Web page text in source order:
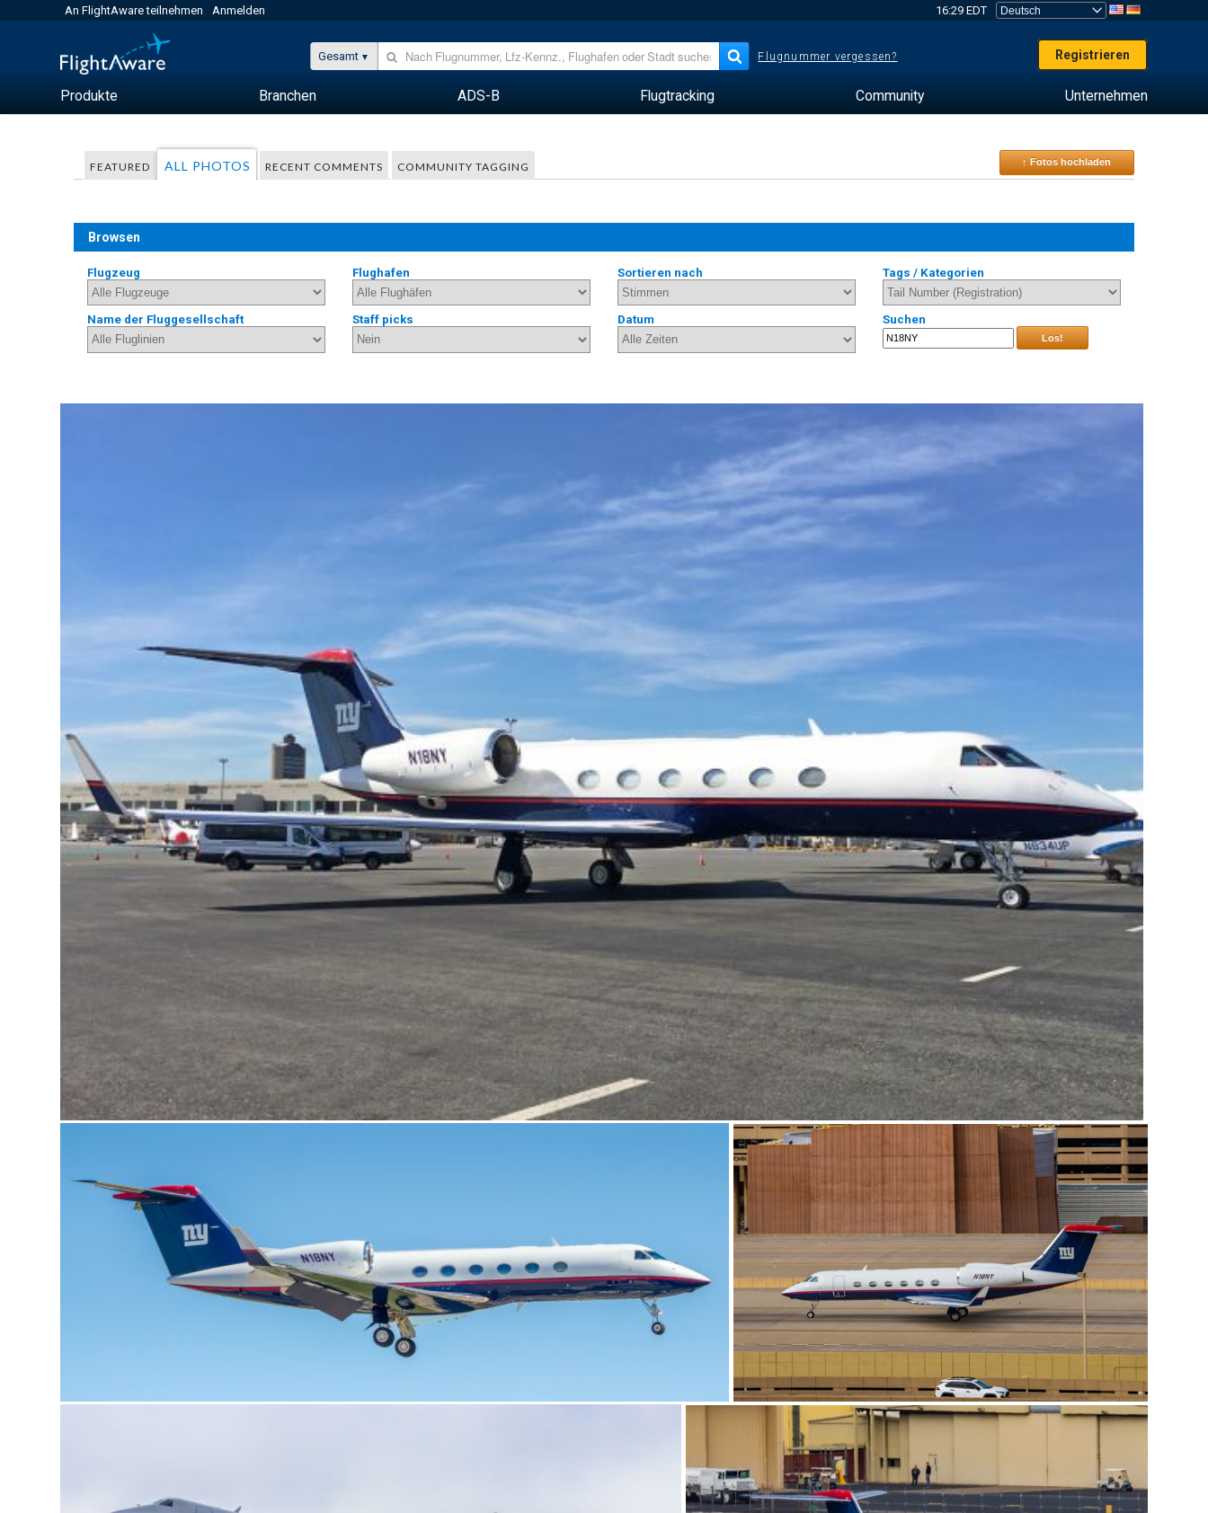
An FlightAware teilnehmen Anmelden 16:29 EDT
Gesamt Flugnummer vergessen? Registrieren
Produkte Branchen ADS-B Flugtracking Community Unternehmen
FEATURED ALL PHOTOS RECENT COMMENTS COMMUNITY TAGGING ↑ Fotos hochladen
Browsen
Flugzeug Flughafen Sortieren nach Tags / Kategorien
Name der Fluggesellschaft Staff picks Datum Suchen
Los!